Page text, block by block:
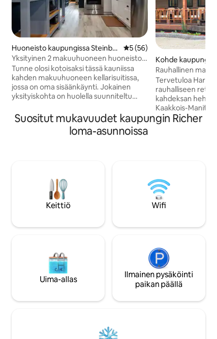
Huoneisto kaupungissa Steinba
ch
Keskimääräinen arvio 5/5,
5 (56)
Yksityinen 2 makuuhuoneen huoneisto
pysäköintipaikalla
Tunne olosi kotoisaksi tässä kauniissa
kahden makuuhuoneen kellarisuitissa,
jossa on oma sisäänkäynti. Jokainen
yksityiskohta on huolella suunniteltu
on moderni, täysin varustettu keittiö,
joka sopii täydellisesti lyhyisiin ja pitkiin
majoittumisiin, hotellilaatuiset vuoteet ja
niille, jotka tarvitsevat tilapäistä
majoitusta talojen välillä. Koe
pikkukaupungin viehätysvoima
suurkaupungin mukavuuksilla.
Kohde
Rauhallinen
urheilukentällä
Tervetuloa
rauhalliseen
kahdeksan
Kaakkois-Manitobassa.
kohde sopii
ryhmämatkoihin
muistojen luomiseen. Nauti
iltoista tulen
verannalla ja
rentoutua,
Suositut mukavuudet kaupungin Richer
loma-asunnoissa
Keittiö Wifi
Uima-allas
Ilmainen pysäköinti
paikan päällä